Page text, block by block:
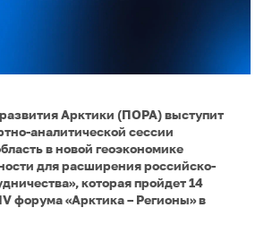
Арктики (ПОРА) выступит
аналитической сессии
в новой геоэкономике
для расширения российско-
которая пройдет 14
форума «Арктика – Регионы» в